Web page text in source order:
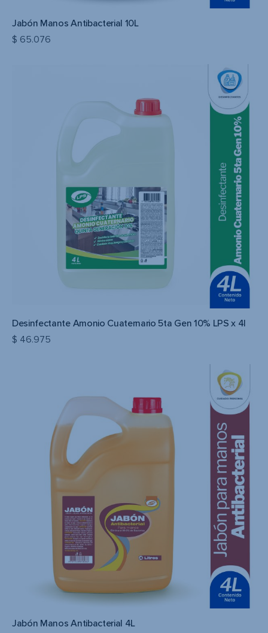
Jabón Manos Antibacterial 10L
$ 65.076
Desinfectante Amonio Cuaternario 5ta Gen 10% LPS x 4l
$ 46.975
Jabón Manos Antibacterial 4L